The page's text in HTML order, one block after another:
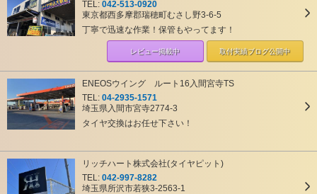
TEL: 042-513-0920
東京都西多摩郡瑞穂町むさし野3-6-5
丁寧で迅速な作業！保管もやってます！
レビュー掲載中 取付実績ブログ公開中
ENEOSウイング ルート16入間宮寺TS
TEL: 04-2935-1571
埼玉県入間市宮寺2774-3
タイヤ交換はお任せ下さい！
リッチハート株式会社(タイヤピット)
TEL: 042-997-8282
埼玉県所沢市若狭3-2563-1